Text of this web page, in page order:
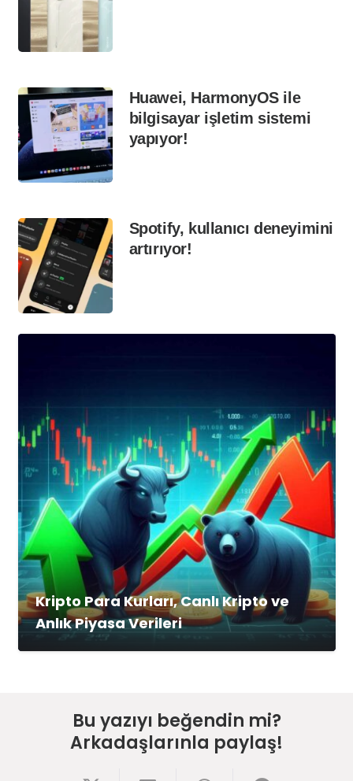
Huawei, HarmonyOS ile
bilgisayar işletim sistemi
yapıyor!
Spotify, kullanıcı deneyimini
artırıyor!
Kripto Para Kurları, Canlı Kripto ve
Anlık Piyasa Verileri
Bu yazıyı beğendin mi?
Arkadaşlarınla paylaş!